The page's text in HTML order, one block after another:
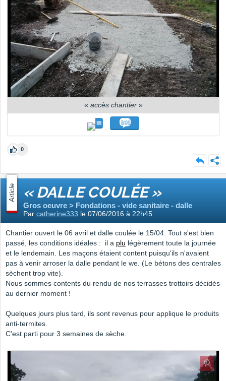
« accès chantier»
0
Article « DALLE COULÉE »
Gros oeuvre > Fondations - vide sanitaire - dalle
Par catherine333 le 07/06/2016 à 22h45
Chantier ouvert le 06 avril et dalle coulée le 15/04. Tout s'est bien
passé, les conditions idéales : il a plu légèrement toute la journée
et le lendemain. Les maçons étaient content puisqu'ils n'avaient
pas à venir arroser la dalle pendant le we. (Le bétons des centrales
sèchent trop vite).
Nous sommes contents du rendu de nos terrasses trottoirs décidés
au dernier moment !
Quelques jours plus tard, ils sont revenus pour applique le produits
anti-termites.
C'est parti pour 3 semaines de sèche.